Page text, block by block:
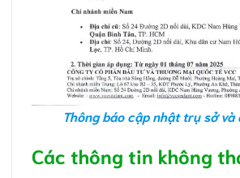
Thông báo cập nhật trụ sở và
Các thông tin không